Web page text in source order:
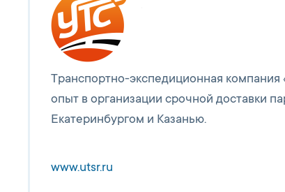
Транспортно-экспедиционная компания
опыт в организации срочной доставки
Екатеринбургом и Казанью.
www.utsr.ru